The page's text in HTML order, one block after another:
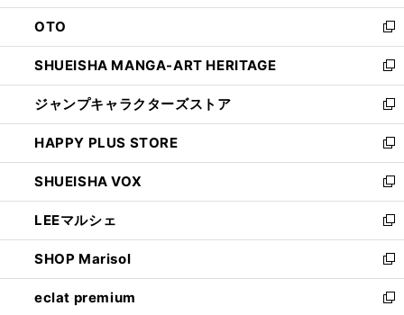
ウ
で
開
く
ン
ド
ウ
で
開
く
OTO
新
し
い
ウ
ィ
ン
ド
ウ
で
開
く
SHUEISHA MANGA-ART HERITAGE
新
し
い
ウ
ィ
ン
ド
ウ
で
開
く
ジャンプキャラクターズストア
新
し
い
ウ
ィ
ン
ド
ウ
で
開
く
HAPPY PLUS STORE
新
し
い
ウ
ィ
ン
ド
ウ
で
SHUEISHA VOX
新
し
い
ウ
ィ
ン
ド
LEEマルシェ
新
し
い
ウ
ィ
SHOP Marisol
新
し
い
eclat premium
新